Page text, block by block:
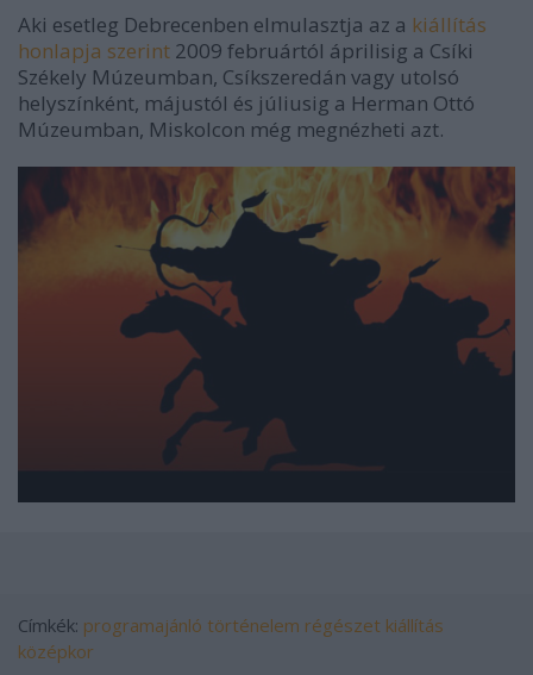
Aki esetleg Debrecenben elmulasztja az a kiállítás
honlapja szerint 2009 februártól áprilisig a Csíki
Székely Múzeumban, Csíkszeredán vagy utolsó
helyszínként, májustól és júliusig a Herman Ottó
Múzeumban, Miskolcon még megnézheti azt.
Címkék: programajánló történelem régészet kiállítás
középkor